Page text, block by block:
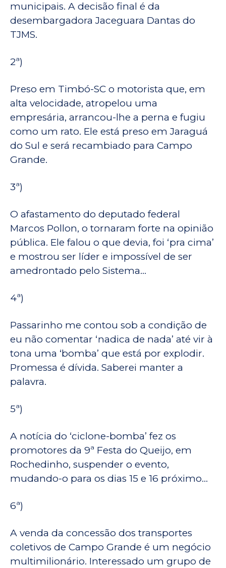
municipais. A decisão final é da
desembargadora Jaceguara Dantas do
TJMS.
2ª)
Preso em Timbó-SC o motorista que, em
alta velocidade, atropelou uma
empresária, arrancou-lhe a perna e fugiu
como um rato. Ele está preso em Jaraguá
do Sul e será recambiado para Campo
Grande.
3ª)
O afastamento do deputado federal
Marcos Pollon, o tornaram forte na opinião
pública. Ele falou o que devia, foi ‘pra cima’
e mostrou ser líder e impossível de ser
amedrontado pelo Sistema…
4ª)
Passarinho me contou sob a condição de
eu não comentar ‘nadica de nada’ até vir à
tona uma ‘bomba’ que está por explodir.
Promessa é dívida. Saberei manter a
palavra.
5ª)
A notícia do ‘ciclone-bomba’ fez os
promotores da 9ª Festa do Queijo, em
Rochedinho, suspender o evento,
mudando-o para os dias 15 e 16 próximo…
6ª)
A venda da concessão dos transportes
coletivos de Campo Grande é um negócio
multimilionário. Interessado um grupo de